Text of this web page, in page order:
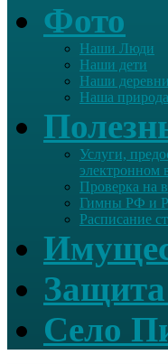
Фото
Наши Люди
Наши дети
Наши деревни
Наша природа
Услуги,
электронном
Проверка на
Гимны РФ и
Расписание
Защита
Село